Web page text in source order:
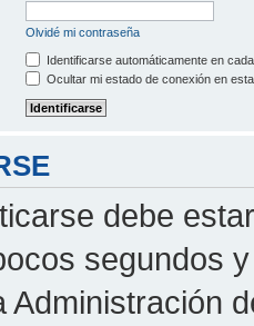
Olvidé mi contraseña
Identificarse automáticamente en
Ocultar mi estado de conexión en
debe
segundos
Administración